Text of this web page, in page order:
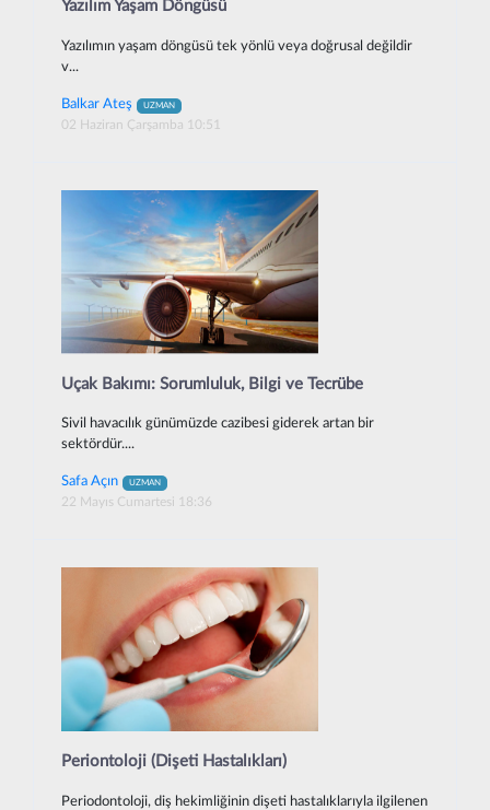
Yazılım Yaşam Döngüsü
Yazılımın yaşam döngüsü tek yönlü veya doğrusal değildir
v...
Balkar Ateş UZMAN
02 Haziran Çarşamba 10:51
Uçak Bakımı: Sorumluluk, Bilgi ve Tecrübe
Sivil havacılık günümüzde cazibesi giderek artan bir
sektördür....
Safa Açın UZMAN
22 Mayıs Cumartesi 18:36
Periontoloji (Dişeti Hastalıkları)
Periodontoloji, diş hekimliğinin dişeti hastalıklarıyla ilgilenen